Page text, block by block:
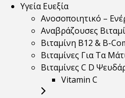
Υγεία Ευεξία
Ανοσοποιητικό –
Αναβράζουσες
Βιταμίνη B12 & Β-
Βιταμίνες Για Τα
Βιταμίνες C D
Vitamin C